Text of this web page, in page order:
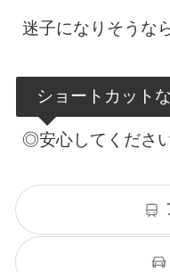
迷子になりそうな
ショートカット
◎安心してくださ